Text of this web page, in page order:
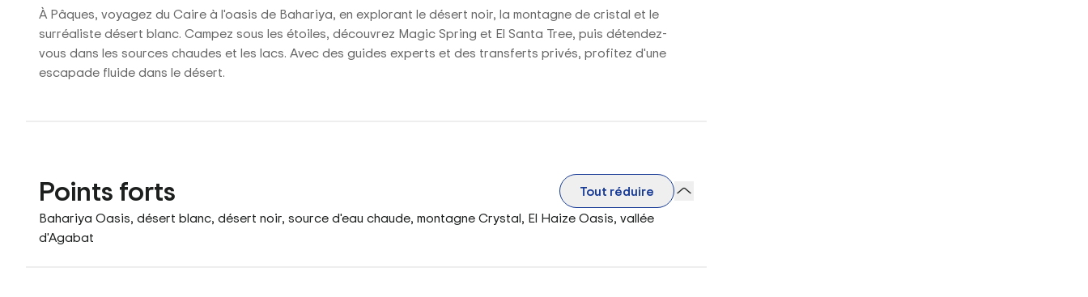
À Pâques, voyagez du Caire à l'oasis de Bahariya, en explorant le désert noir, la montagne de cristal et le
surréaliste désert blanc. Campez sous les étoiles, découvrez Magic Spring et El Santa Tree, puis détendez-
vous dans les sources chaudes et les lacs. Avec des guides experts et des transferts privés, profitez d'une
escapade fluide dans le désert.
Points forts
Tout réduire
Bahariya Oasis, désert blanc, désert noir, source d'eau chaude, montagne Crystal, El Haize Oasis, vallée
d'Agabat